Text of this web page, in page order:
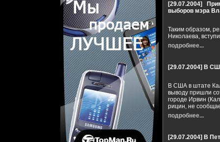
[29.07.2004]
выборов мэра
Таким образом,
Николаева,
подробнее...
[29.07.2004] В
В США в штате
выводу пришли
городе Ирвин
рицин, не
подробнее...
[29.07.2004] В